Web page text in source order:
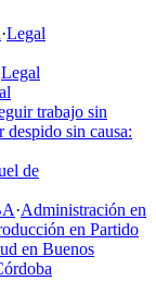
·Legal
Legal
trabajo sin
sin causa:
de
·Administración en
en Partido
en Buenos